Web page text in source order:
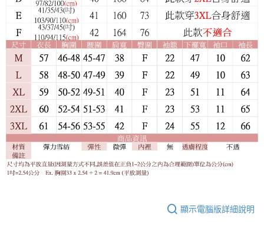
顯示電腦版詳細說明